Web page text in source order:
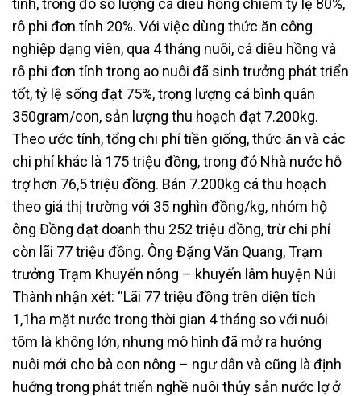
rô phi đơn tính 20%. Với việc dùng thức ăn công
nghiệp dạng viên, qua 4 tháng nuôi, cá diêu hồng và
rô phi đơn tính trong ao nuôi đã sinh trưởng phát triển
tốt, tỷ lệ sống đạt 75%, trọng lượng cá bình quân
350gram/con, sản lượng thu hoạch đạt 7.200kg.
Theo ước tính, tổng chi phí tiền giống, thức ăn và các
chi phí khác là 175 triệu đồng, trong đó Nhà nước hỗ
trợ hơn 76,5 triệu đồng. Bán 7.200kg cá thu hoạch
theo giá thị trường với 35 nghìn đồng/kg, nhóm hộ
ông Đồng đạt doanh thu 252 triệu đồng, trừ chi phí
còn lãi 77 triệu đồng. Ông Đặng Văn Quang, Trạm
trưởng Trạm Khuyến nông – khuyến lâm huyện Núi
Thành nhận xét: “Lãi 77 triệu đồng trên diện tích
1,1ha mặt nước trong thời gian 4 tháng so với nuôi
tôm là không lớn, nhưng mô hình đã mở ra hướng
nuôi mới cho bà con nông – ngư dân và cũng là định
huớng trong phát triển nghề nuôi thủy sản nước lợ ở